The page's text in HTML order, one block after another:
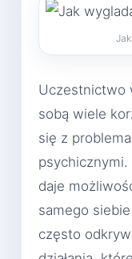
Uczestnictwo
sobą wiele
się z
daje
samego
często